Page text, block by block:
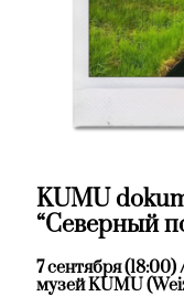
KUMU
“Северный
7 сентября
музей KUMU